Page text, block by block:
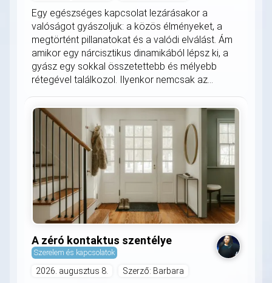
Egy egészséges kapcsolat lezárásakor a
valóságot gyászoljuk: a közös élményeket, a
megtörtént pillanatokat és a valódi elválást. Ám
amikor egy nárcisztikus dinamikából lépsz ki, a
gyász egy sokkal összetettebb és mélyebb
rétegével találkozol. Ilyenkor nemcsak az...
A zéró kontaktus szentélye
Szerelem és kapcsolatok
2026. augusztus 8. Szerző: Barbara